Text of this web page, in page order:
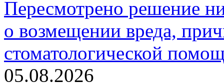
Пересмотрено решение
о возмещении вреда,
стоматологической
05.08.2026